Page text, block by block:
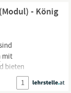
- König
mit
bieten
1